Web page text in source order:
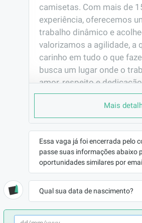
camisetas. Com mais de
experiência, oferecemos
trabalho dinâmico e
valorizamos a agilidade, a
carinho em tudo o que
busca um lugar onde o
amor, respeito e
contribuição realmente
a oportunidade ideal para
Vila Mariana - São Paulo/SP
CONTRATO
CLT (Efetivo)
REMUNERAÇÃO
R$2300,00
VAGA AFIRMATIVA
Não
Mais
Essa vaga já foi encerrada pelo
passe suas informações abaixo
oportunidades similares por
Qual sua data de nascimento?